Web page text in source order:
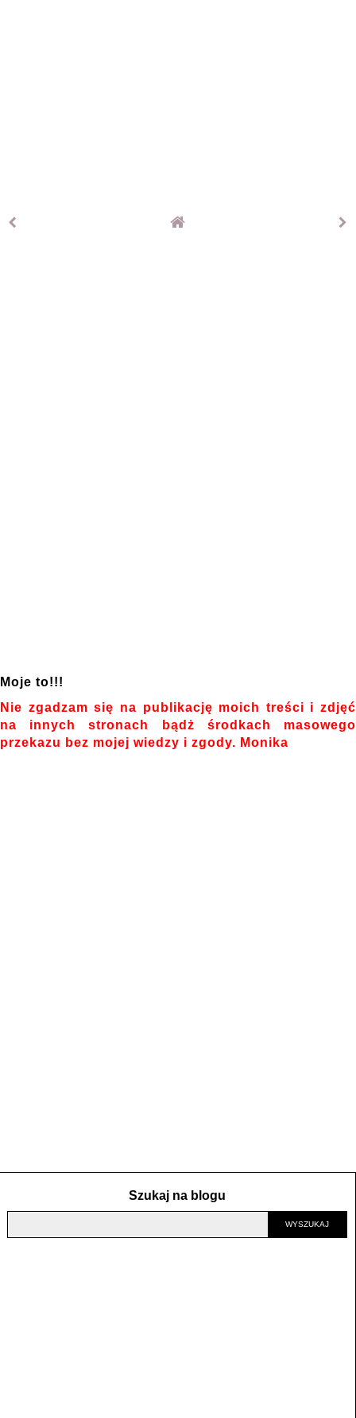
Moje to!!!
Nie zgadzam się na publikację moich treści i zdjęć
na innych stronach bądż środkach masowego
przekazu bez mojej wiedzy i zgody. Monika
Szukaj na blogu